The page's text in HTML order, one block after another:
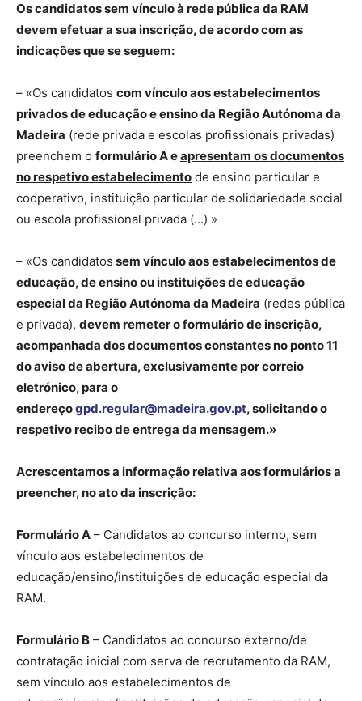
Os candidatos sem vínculo à rede pública da RAM
devem efetuar a sua inscrição, de acordo com as
indicações que se seguem:
– «Os candidatos com vínculo aos estabelecimentos
privados de educação e ensino da Região Autónoma da
Madeira (rede privada e escolas profissionais privadas)
preenchem o formulário A eapresentam os documentos
no respetivo estabelecimento de ensino particular e
cooperativo, instituição particular de solidariedade social
ou escola profissional privada (…) »
– «Os candidatos sem vínculo aos estabelecimentos de
educação, de ensino ou instituições de educação
especial da Região Autónoma da Madeira (redes pública
e privada), devem remeter o formulário de inscrição,
acompanhada dos documentos constantes no ponto 11
do aviso de abertura, exclusivamente por correio
eletrónico, para o
endereçogpd.regular@madeira.gov.pt, solicitando o
respetivo recibo de entrega da mensagem.»
Acrescentamos a informação relativa aos formulários a
preencher, no ato da inscrição:
Formulário A – Candidatos ao concurso interno, sem
vínculo aos estabelecimentos de
educação/ensino/instituições de educação especial da
RAM.
Formulário B – Candidatos ao concurso externo/de
contratação inicial com serva de recrutamento da RAM,
sem vínculo aos estabelecimentos de